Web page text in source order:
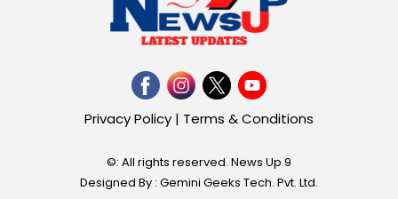
Privacy Policy | Terms & Conditions
©: All rights reserved. News Up 9
Designed By : Gemini Geeks Tech. Pvt. Ltd.